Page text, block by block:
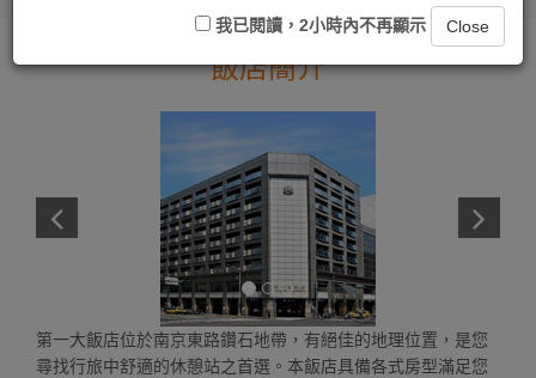
飯店簡介
第一大飯店位於南京東路鑽石地帶，有絕佳的地理位置，是您
尋找行旅中舒適的休憩站之首選。本飯店具備各式房型滿足您
我已閱讀，2小時內不再顯示 Close